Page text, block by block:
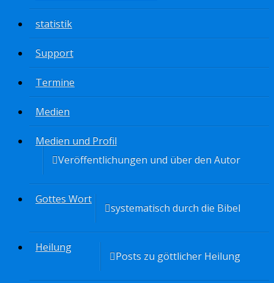
statistik
Support
Termine
Medien
Medien und Profil
Veröffentlichungen und über den Autor
Gottes Wort
systematisch durch die Bibel
Heilung
Posts zu göttlicher Heilung